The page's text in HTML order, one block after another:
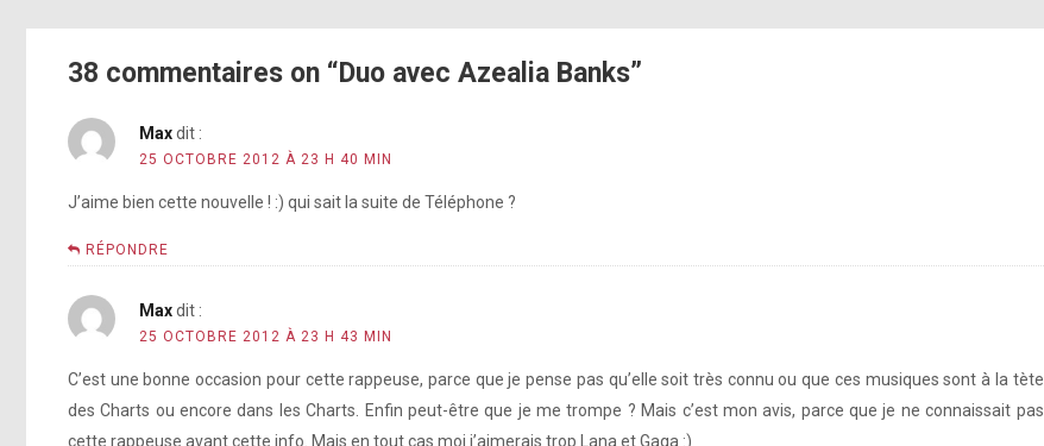
38 commentaires on “Duo avec Azealia Banks”
Maxdit :
25 OCTOBRE 2012 À 23 H 40 MIN
J’aime bien cette nouvelle ! :) qui sait la suite de Téléphone ?
RÉPONDRE
Maxdit :
25 OCTOBRE 2012 À 23 H 43 MIN
C’est une bonne occasion pour cette rappeuse, parce que je pense pas qu’elle soit très connu ou que ces musiques sont à la tète
des Charts ou encore dans les Charts. Enfin peut-être que je me trompe ? Mais c’est mon avis, parce que je ne connaissait pas
cette rappeuse avant cette info. Mais en tout cas moi j’aimerais trop Lana et Gaga :)